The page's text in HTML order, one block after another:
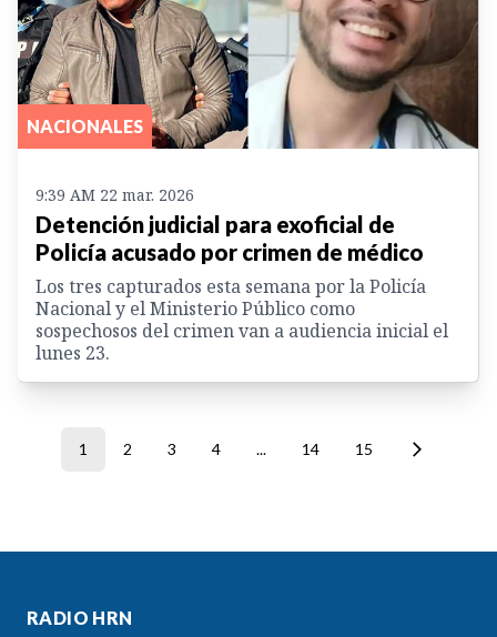
NACIONALES
9:39 AM 22 mar. 2026
Detención judicial para exoficial de
Policía acusado por crimen de médico
Los tres capturados esta semana por la Policía
Nacional y el Ministerio Público como
sospechosos del crimen van a audiencia inicial el
lunes 23.
1 2 3 4 ... 14 15
RADIO HRN